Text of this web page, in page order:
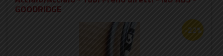
GOODRIDGE
-22%